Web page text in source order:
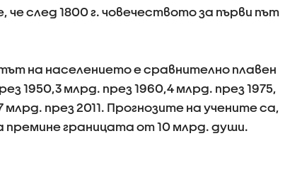
след 1800 г. човечеството за първи път
на населението е сравнително плавен
1950,3 млрд. през 1960,4 млрд. през 1975,
млрд. през 2011. Прогнозите на учените са,
премине границата от 10 млрд. души.